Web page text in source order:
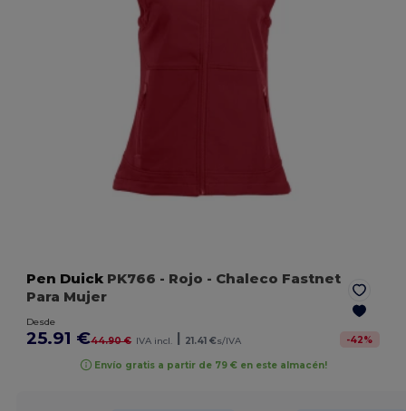
Pen Duick PK766 - Rojo - Chaleco Fastnet
Para Mujer
Desde
25.91 €44.90 € IVA incl. 21.41 €s/IVA -42%
Envío gratis a partir de 79 € en este almacén!